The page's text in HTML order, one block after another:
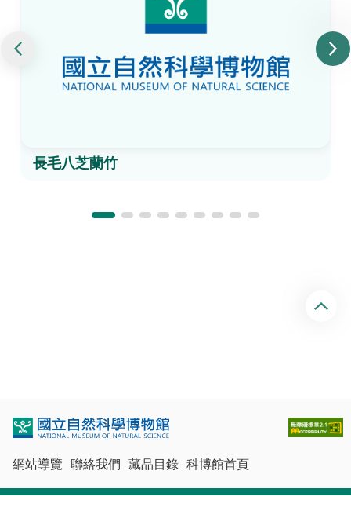
長毛八芝蘭竹
網站導覽 聯絡我們 藏品目錄 科博館首頁
回
頂
端